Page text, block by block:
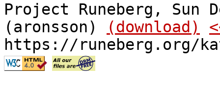
Project Runeberg, Sun
(aronsson)
(download)
https://runeberg.org/